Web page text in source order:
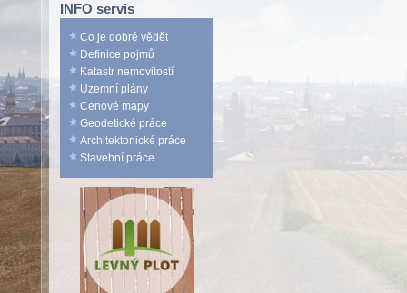
INFO servis
Co je dobré vědět
Definice pojmů
Katastr nemovitostí
Územní plány
Cenové mapy
Geodetické práce
Architektonické práce
Stavební práce